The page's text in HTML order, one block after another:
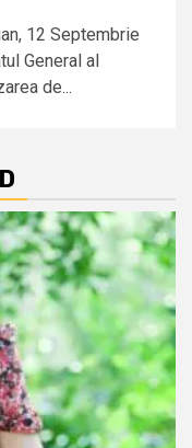
12 Septembrie
General al
de...